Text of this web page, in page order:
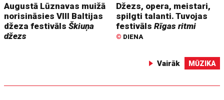
Augustā Lūznavas muižā
norisināsies VIII Baltijas
džeza festivālsŠkiuņa
džezs
Džezs, opera, meistari,
spilgti talanti. Tuvojas
festivālsRīgas ritmi
© DIENA
Vairāk MŪZIKA